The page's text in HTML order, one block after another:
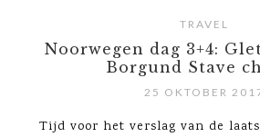
TRAVEL
Noorwegen dag 3+4:
Borgund Stave
25 OKTOBER
Tijd voor het verslag van de